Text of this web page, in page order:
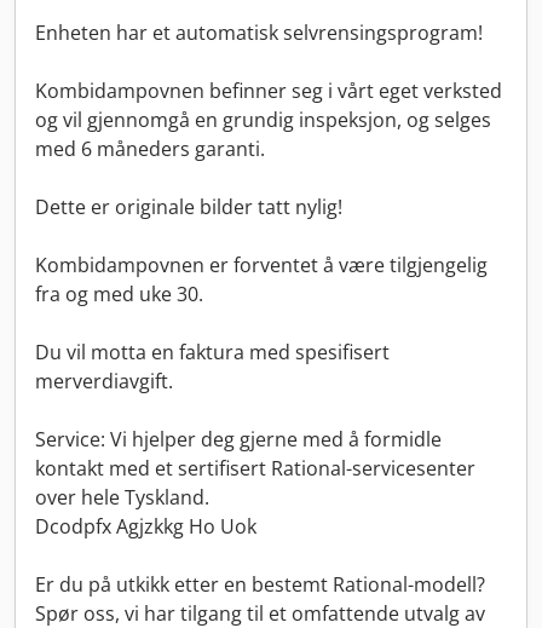
Enheten har et automatisk selvrensingsprogram!
Kombidampovnen befinner seg i vårt eget verksted
og vil gjennomgå en grundig inspeksjon, og selges
med 6 måneders garanti.
Dette er originale bilder tatt nylig!
Kombidampovnen er forventet å være tilgjengelig
fra og med uke 30.
Du vil motta en faktura med spesifisert
merverdiavgift.
Service: Vi hjelper deg gjerne med å formidle
kontakt med et sertifisert Rational-servicesenter
over hele Tyskland.
Dcodpfx Agjzkkg Ho Uok
Er du på utkikk etter en bestemt Rational-modell?
Spør oss, vi har tilgang til et omfattende utvalg av